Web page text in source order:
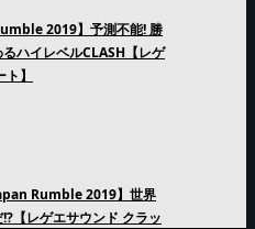
2019】予測不能! 勝
ハイレベルCLASH【レゲ
】
Rumble 2019】世界
【レゲエサウンド クラッ